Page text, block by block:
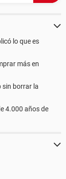
lo que es
más en
sin borrar la
4.000 años de